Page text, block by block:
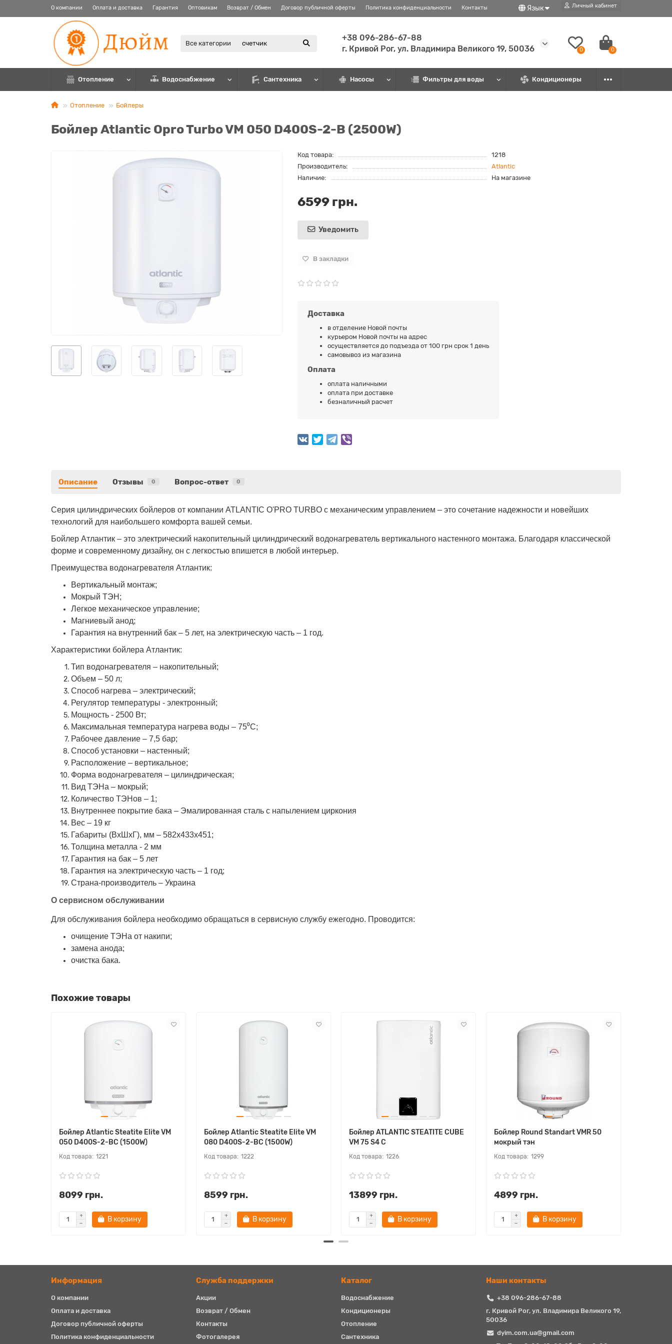
О компании Оплата и доставка Гарантия Оптовикам Возврат / Обмен Договор публичной оферты Политика конфиденциальности Контакты Язык Личный кабинет
Все категории
+38 096-286-67-88
г. Кривой Рог, ул. Владимира Великого 19, 50036
0 0
Отопление Водоснабжение Сантехника Насосы Фильтры для воды Кондиционеры
Отопление Бойлеры
Бойлер Atlantic Opro Turbo VM 050 D400S-2-B (2500W)
Код товара:
1218
Производитель:
Atlantic
Наличие:
На магазине
6599 грн.
Уведомить
В закладки
Доставка
в отделение Новой почты
курьером Новой почты на адрес
осуществляется до подъезда от 100 грн срок 1 день
самовывоз из магазина
Оплата
оплата наличными
оплата при доставке
безналичный расчет
Описание Отзывы 0 Вопрос-ответ 0
Серия цилиндрических бойлеров от компании ATLANTIC O'PRO TURBO с механическим управлением – это сочетание надежности и новейших
технологий для наибольшего комфорта вашей семьи.
Бойлер Атлантик – это электрический накопительный цилиндрический водонагреватель вертикального настенного монтажа. Благодаря классической
форме и современному дизайну, он с легкостью впишется в любой интерьер.
Преимущества водонагревателя Атлантик:
Вертикальный монтаж;
Мокрый ТЭН;
Легкое механическое управление;
Магниевый анод;
Гарантия на внутренний бак – 5 лет, на электрическую часть – 1 год.
Характеристики бойлера Атлантик:
Тип водонагревателя – накопительный;
Объем – 50 л;
Способ нагрева – электрический;
Регулятор температуры - электронный;
Мощность - 2500 Вт;
Максимальная температура нагрева воды – 75⁰C;
Рабочее давление – 7,5 бар;
Способ установки – настенный;
Расположение – вертикальное;
Форма водонагревателя – цилиндрическая;
Вид ТЭНа – мокрый;
Количество ТЭНов – 1;
Внутреннее покрытие бака – Эмалированная сталь с напылением циркония
Вес – 19 кг
Габариты (ВхШхГ), мм – 582х433х451;
Толщина металла - 2 мм
Гарантия на бак – 5 лет
Гарантия на электрическую часть – 1 год;
Страна-производитель – Украина
О сервисном обслуживании
Для обслуживания бойлера необходимо обращаться в сервисную службу ежегодно. Проводится:
очищение ТЭНа от накипи;
замена анода;
очистка бака.
Похожие товары
Бойлер Atlantic Steatite Elite VM
050 D400S-2-BC (1500W)
1221
8099 грн.
В корзину
Бойлер Atlantic Steatite Elite VM
080 D400S-2-BC (1500W)
1222
8599 грн.
В корзину
Бойлер ATLANTIC STEATITE CUBE
VM 75 S4 C
1226
13899 грн.
В корзину
Бойлер Round Standart VMR 50
мокрый тэн
1299
4899 грн.
В корзину
Информация
О компании
Оплата и доставка
Договор публичной оферты
Политика конфиденциальности
Служба поддержки
Акции
Возврат / Обмен
Контакты
Фотогалерея
Каталог
Водоснабжение
Кондиционеры
Отопление
Сантехника
Наши контакты
+38 096-286-67-88
г. Кривой Рог, ул. Владимира Великого 19,
50036
dyim.com.ua@gmail.com